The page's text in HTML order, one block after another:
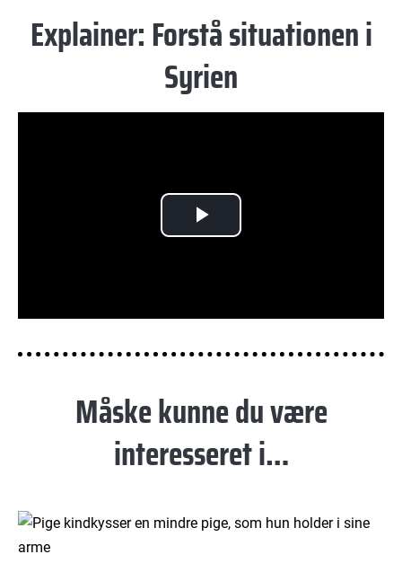
Explainer: Forstå situationen i
Syrien
Play
Måske kunne du være
interesseret i…